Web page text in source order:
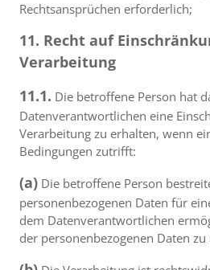
Rechtsansprüchen erforderlich;
11. Recht auf
Verarbeitung
11.1. Die betroffene Person hat
Datenverantwortlichen eine
Verarbeitung zu erhalten, wenn
Bedingungen zutrifft:
(a) Die betroffene Person
personenbezogenen Daten für
dem Datenverantwortlichen
der personenbezogenen Daten